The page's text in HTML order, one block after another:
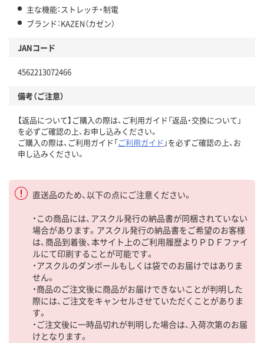
主な機能：ストレッチ・制電
ブランド：KAZEN（カゼン）
JANコード
4562213072466
備考（ご注意）
【返品について】ご購入の際は、ご利用ガイド「返品・交換について」
を必ずご確認の上、お申し込みください。
ご購入の際は、ご利用ガイド「ご利用ガイド 」を必ずご確認の上、お
申し込みください。
直送品のため、以下の点にご注意ください。
・この商品には、アスクル発行の納品書が同梱されていない
場合があります。アスクル発行の納品書をご希望のお客様
は、商品到着後、本サイト上のご利用履歴よりＰＤＦファイ
ルにて印刷することが可能です。
・アスクルのダンボールもしくは袋でのお届けではありま
せん。
・商品のご注文後に商品がお届けできないことが判明した
際には、ご注文をキャンセルさせていただくことがありま
す。
・ご注文後に一時品切れが判明した場合は、入荷次第のお届
けとなります。